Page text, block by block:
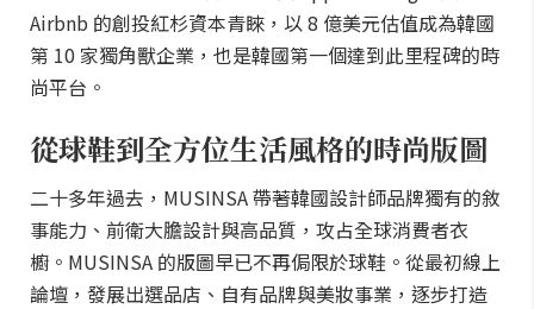
Airbnb 的創投紅杉資本青睞，以 8 億美元估值成為韓國
第 10 家獨角獸企業，也是韓國第一個達到此里程碑的時
尚平台。
從球鞋到全方位生活風格的時尚版圖
二十多年過去，MUSINSA 帶著韓國設計師品牌獨有的敘
事能力、前衛大膽設計與高品質，攻占全球消費者衣
櫥。MUSINSA 的版圖早已不再侷限於球鞋。從最初線上
論壇，發展出選品店、自有品牌與美妝事業，逐步打造